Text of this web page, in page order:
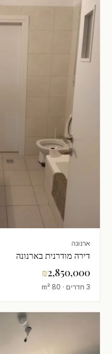
ארנונה
דירה מודרנית בארנונה
₪2,850,000
3 חדרים · 80 m²